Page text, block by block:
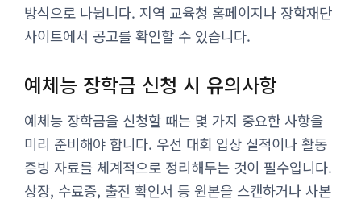
방식으로 나뉩니다. 지역 교육청 홈페이지나 장학재단
사이트에서 공고를 확인할 수 있습니다.
예체능 장학금 신청 시 유의사항
예체능 장학금을 신청할 때는 몇 가지 중요한 사항을
미리 준비해야 합니다. 우선 대회 입상 실적이나 활동
증빙 자료를 체계적으로 정리해두는 것이 필수입니다.
상장, 수료증, 출전 확인서 등 원본을 스캔하거나 사본